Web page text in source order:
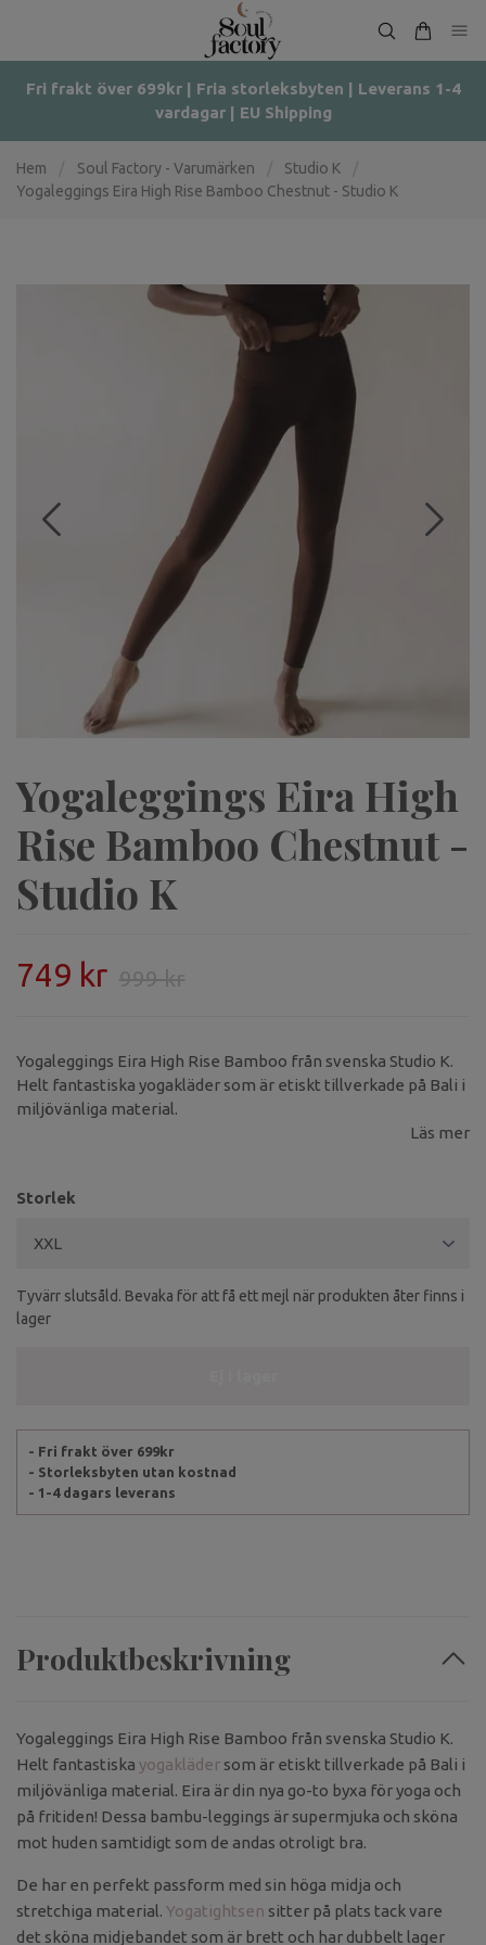
Fri frakt över 699kr | Fria storleksbyten | Leverans 1-4
vardagar | EU Shipping
Hem Soul Factory - Varumärken Studio K
Yogaleggings Eira High Rise Bamboo Chestnut - Studio K
Yogaleggings Eira High
Rise Bamboo Chestnut -
Studio K
749 kr 999 kr
Yogaleggings Eira High Rise Bamboo från svenska Studio K.
Helt fantastiska yogakläder som är etiskt tillverkade på Bali i
miljövänliga material.
Läs mer
Storlek
Tyvärr slutsåld. Bevaka för att få ett mejl när produkten åter finns i
lager
- Fri frakt över 699kr
- Storleksbyten utan kostnad
- 1-4 dagars leverans
Produktbeskrivning
Yogaleggings Eira High Rise Bamboo från svenska Studio K.
Helt fantastiska yogakläder som är etiskt tillverkade på Bali i
miljövänliga material. Eira är din nya go-to byxa för yoga och
på fritiden! Dessa bambu-leggings är supermjuka och sköna
mot huden samtidigt som de andas otroligt bra.
De har en perfekt passform med sin höga midja och
stretchiga material. Yogatightsen sitter på plats tack vare
det sköna midjebandet som är brett och har dubbelt lager